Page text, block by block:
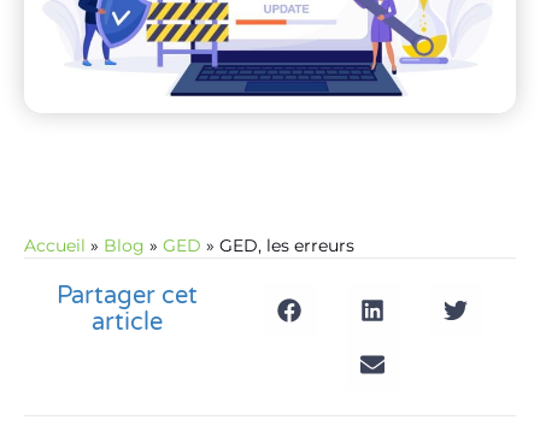
Accueil » Blog » GED » GED, les erreurs
Partager cet
article